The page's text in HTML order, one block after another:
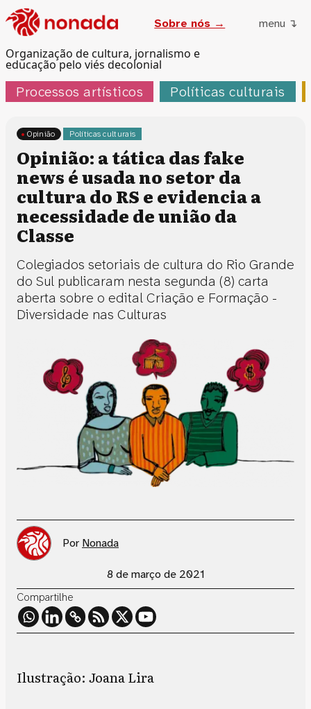
Organização de cultura, jornalismo e
educação pelo viés decolonial
Sobre nós → menu ↴
Processos artísticos Políticas culturais
Opinião Políticas culturais
Opinião: a tática das fake
news é usada no setor da
cultura do RS e evidencia a
necessidade de união da
Classe
Colegiados setoriais de cultura do Rio Grande
do Sul publicaram nesta segunda (8) carta
aberta sobre o edital Criação e Formação -
Diversidade nas Culturas
Por Nonada
8 de março de 2021
Compartilhe
Ilustração: Joana Lira